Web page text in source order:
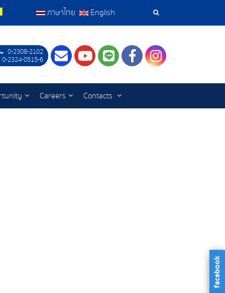
Search
ภาษาไทย English
0-2308-2102
2324-0515-6
ContactYoutube
LINEFacebookInstagram
Careers Contacts
facebook